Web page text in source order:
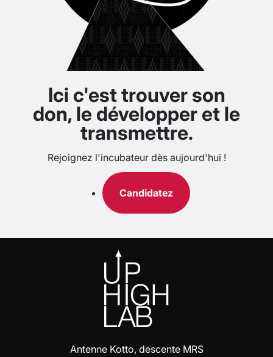
Ici c'est trouver son
don, le développer et le
transmettre.
Rejoignez l'incubateur dès aujourd'hui !
Candidatez
Antenne Kotto, descente MRS